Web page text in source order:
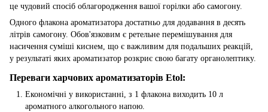
це чудовий спосіб облагородження вашої горілки або самогону.
Одного флакона ароматизатора достатньо для додавання в десять
літрів самогону. Обов'язковим є ретельне перемішування для
насичення суміші киснем, що є важливим для подальших реакцій,
у результаті яких ароматизатор розкриє свою багату органолептику.
Переваги харчових ароматизаторів Etol:
Економічні у використанні, з 1 флакона виходить 10 л
ароматного алкогольного напою.